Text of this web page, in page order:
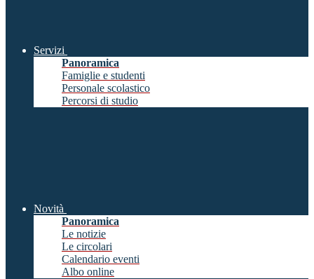
Servizi
Panoramica
Famiglie e studenti
Personale scolastico
Percorsi di studio
Novità
Panoramica
Le notizie
Le circolari
Calendario eventi
Albo online